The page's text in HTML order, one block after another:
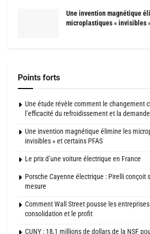
Une invention magnétique
microplastiques « invisibles
Points forts
Une étude révèle comment le changement
l’efficacité du refroidissement et la
Une invention magnétique élimine les
invisibles » et certains PFAS
Le prix d’une voiture électrique en France
Porsche Cayenne électrique : Pirelli conçoit
mesure
Comment Wall Street pousse les
consolidation et le profit
CUNY : 18,1 millions de dollars de la NSF